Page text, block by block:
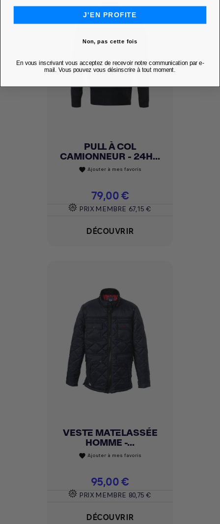
PULL À COL
CAMIONNEUR - 24H...
favorite Ajouter à mes favoris
Prix
79,00 €
PRIX MEMBRE 67,15 €
DÉCOUVRIR
VESTE MATELASSÉE
HOMME -...
favorite Ajouter à mes favoris
Prix
95,00 €
PRIX MEMBRE 80,75 €
DÉCOUVRIR
J'EN PROFITE
Non, pas cette fois
En vous inscrivant vous acceptez de recevoir notre communication par e-
mail. Vous pouvez vous désinscrire à tout moment.